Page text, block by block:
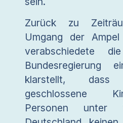
Zurück zu
Umgang der
verabschiedete
Bundesregierung
klarstellt,
geschlossene
Personen